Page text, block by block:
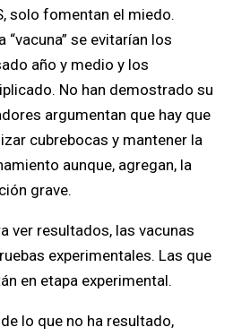
solo fomentan el miedo.
se evitarían los
año y medio y los
No han demostrado su
argumentan que hay que
cubrebocas y mantener la
aunque, agregan, la
grave.
experimentales. Las que
en etapa experimental.